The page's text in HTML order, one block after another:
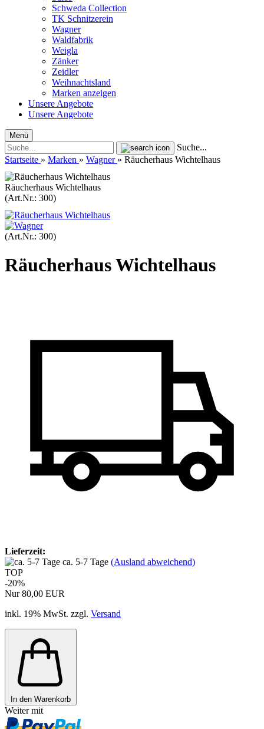
Schweda Collection
TK Schnitzerein
Wagner
Waldfabrik
Weigla
Zänker
Zeidler
Weihnachtsland
Marken anzeigen
Unsere Angebote
Unsere Angebote
Menü
Suche...
Startseite » Marken » Wagner » Räucherhaus Wichtelhaus
Räucherhaus Wichtelhaus
(Art.Nr.: 300)
(Art.Nr.: 300)
Räucherhaus Wichtelhaus
Lieferzeit:
ca. 5-7 Tage (Ausland abweichend)
TOP
-20%
Nur 80,00 EUR
inkl. 19% MwSt. zzgl. Versand
In den Warenkorb
Weiter mit